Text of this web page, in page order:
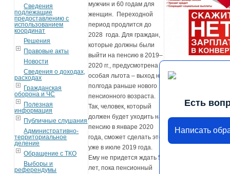
Сведения
подлежащие
предоставлению с
использованием
координат
Решения
Правовые акты
Новости
Сведения о доходах,
расходах
Гражданская
оборона и ЧС
Полезная
информация
Публичные слушания
Административно-
территориальное
деление
Обращение с ТКО
Выборы и
референдумы
мужчин и 60 годам для
женщин. Переходной
период продлится до
2028 года. Для граждан,
которые должны были
выйти на пенсию в 2019–
2020 гг., предусмотрена
особая льгота – выход на
полгода раньше нового
пенсионного возраста.
Так, человек, который
должен будет уходить на
пенсию в январе 2020
года, сможет сделать это
уже в июле 2019 года.
Ему не придется ждать 5
лет, пока пенсионный
Есть
Написать